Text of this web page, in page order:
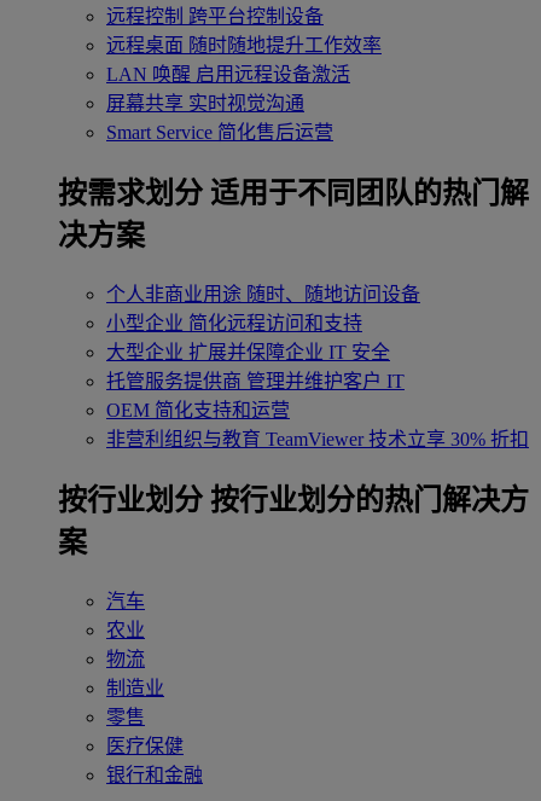
远程控制 跨平台控制设备
远程桌面 随时随地提升工作效率
LAN 唤醒 启用远程设备激活
屏幕共享 实时视觉沟通
Smart Service 简化售后运营
按需求划分 适用于不同团队的热门解
决方案
个人非商业用途 随时、随地访问设备
小型企业 简化远程访问和支持
大型企业 扩展并保障企业 IT 安全
托管服务提供商 管理并维护客户 IT
OEM 简化支持和运营
非营利组织与教育 TeamViewer 技术立享 30% 折扣
‌按行业划分 按行业划分的热门解决方
案
汽车
农业
物流
制造业
零售
医疗保健
银行和金融